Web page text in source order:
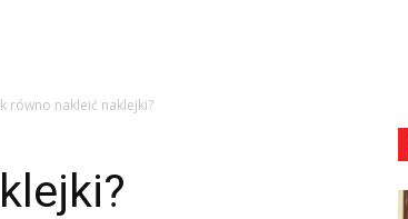
równo nakleić naklejki?